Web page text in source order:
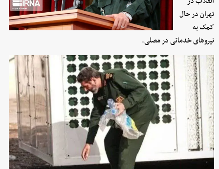
تهران در حال
کمک به
نیروهای خدماتی در مصلی.